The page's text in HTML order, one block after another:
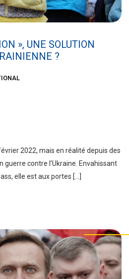
», UNE SOLUTION
?
2022, mais en réalité depuis des
guerre contre l’Ukraine. Envahissant
elle est aux portes […]